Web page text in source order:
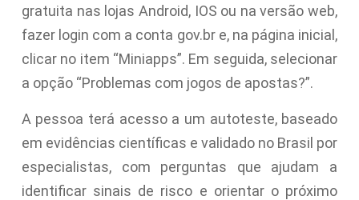
gratuita nas lojas Android, IOS ou na versão web,
fazer login com a conta gov.br e, na página inicial,
clicar no item “Miniapps”. Em seguida, selecionar
a opção “Problemas com jogos de apostas?”.
A pessoa terá acesso a um autoteste, baseado
em evidências científicas e validado no Brasil por
especialistas, com perguntas que ajudam a
identificar sinais de risco e orientar o próximo